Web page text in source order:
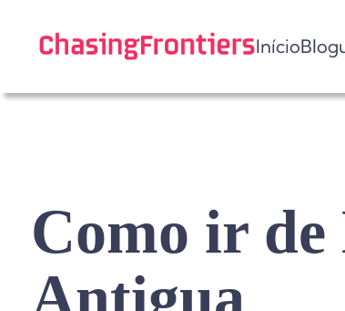
content
Início
Como ir